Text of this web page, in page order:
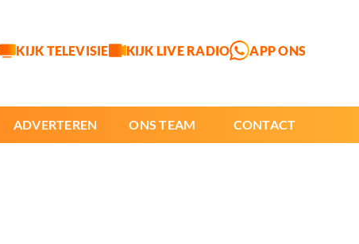
KIJK TELEVISIE KIJK LIVE RADIO APP ONS
ADVERTEREN ONS TEAM CONTACT